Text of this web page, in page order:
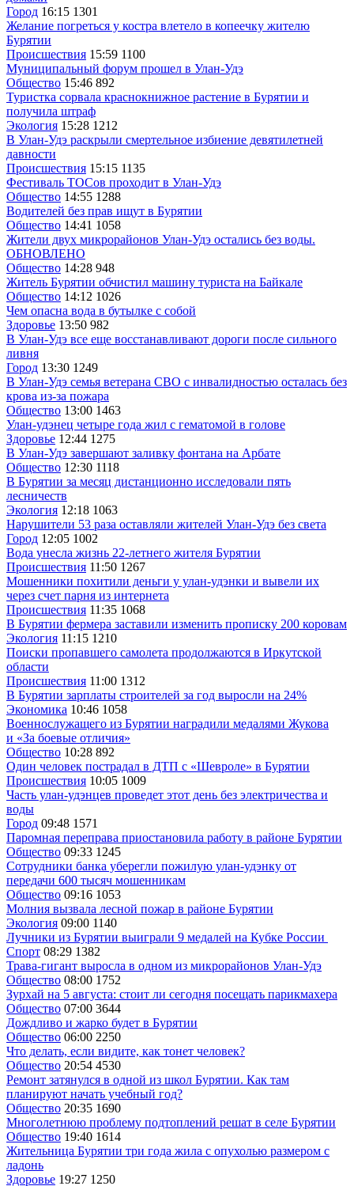
Город 16:15 1301
Желание погреться у костра влетело в копеечку жителю
Бурятии
Происшествия 15:59 1100
Муниципальный форум прошел в Улан-Удэ
Общество 15:46 892
Туристка сорвала краснокнижное растение в Бурятии и
получила штраф
Экология 15:28 1212
В Улан-Удэ раскрыли смертельное избиение девятилетней
давности
Происшествия 15:15 1135
Фестиваль ТОСов проходит в Улан-Удэ
Общество 14:55 1288
Водителей без прав ищут в Бурятии
Общество 14:41 1058
Жители двух микрорайонов Улан-Удэ остались без воды.
ОБНОВЛЕНО
Общество 14:28 948
Житель Бурятии обчистил машину туриста на Байкале
Общество 14:12 1026
Чем опасна вода в бутылке с собой
Здоровье 13:50 982
В Улан-Удэ все еще восстанавливают дороги после сильного
ливня
Город 13:30 1249
В Улан-Удэ семья ветерана СВО с инвалидностью осталась без
крова из-за пожара
Общество 13:00 1463
Улан-удэнец четыре года жил с гематомой в голове
Здоровье 12:44 1275
В Улан-Удэ завершают заливку фонтана на Арбате
Общество 12:30 1118
В Бурятии за месяц дистанционно исследовали пять
лесничеств
Экология 12:18 1063
Нарушители 53 раза оставляли жителей Улан-Удэ без света
Город 12:05 1002
Вода унесла жизнь 22-летнего жителя Бурятии
Происшествия 11:50 1267
Мошенники похитили деньги у улан-удэнки и вывели их
через счет парня из интернета
Происшествия 11:35 1068
В Бурятии фермера заставили изменить прописку 200 коровам
Экология 11:15 1210
Поиски пропавшего самолета продолжаются в Иркутской
области
Происшествия 11:00 1312
В Бурятии зарплаты строителей за год выросли на 24%
Экономика 10:46 1058
Военнослужащего из Бурятии наградили медалями Жукова
и «За боевые отличия»
Общество 10:28 892
Один человек пострадал в ДТП с «Шевроле» в Бурятии
Происшествия 10:05 1009
Часть улан-удэнцев проведет этот день без электричества и
воды
Город 09:48 1571
Паромная переправа приостановила работу в районе Бурятии
Общество 09:33 1245
Сотрудники банка уберегли пожилую улан-удэнку от
передачи 600 тысяч мошенникам
Общество 09:16 1053
Молния вызвала лесной пожар в районе Бурятии
Экология 09:00 1140
Лучники из Бурятии выиграли 9 медалей на Кубке России
Спорт 08:29 1382
Трава-гигант выросла в одном из микрорайонов Улан-Удэ
Общество 08:00 1752
Зурхай на 5 августа: стоит ли сегодня посещать парикмахера
Общество 07:00 3644
Дождливо и жарко будет в Бурятии
Общество 06:00 2250
Что делать, если видите, как тонет человек?
Общество 20:54 4530
Ремонт затянулся в одной из школ Бурятии. Как там
планируют начать учебный год?
Общество 20:35 1690
Многолетнюю проблему подтоплений решат в селе Бурятии
Общество 19:40 1614
Жительница Бурятии три года жила с опухолью размером с
ладонь
Здоровье 19:27 1250